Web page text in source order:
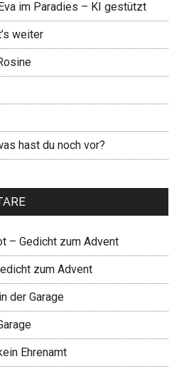
im Paradies – KI gestützt
weiter
hast du noch vor?
– Gedicht zum Advent
zum Advent
der Garage
Ehrenamt